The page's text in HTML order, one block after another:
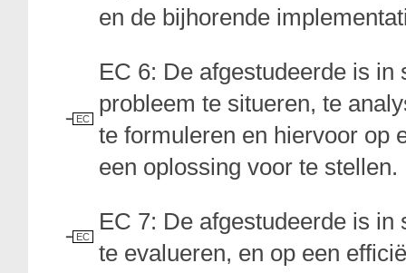
en de bijhorende
EC
EC 6: De afgestudeerde is
probleem te situeren, te
te formuleren en hiervoor op
een oplossing voor te stellen.
EC
EC 7: De afgestudeerde is
te evalueren, en op een